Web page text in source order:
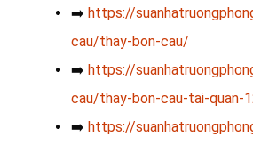
➡️ https://
cau/thay-bon-cau/
➡️ https://
cau/thay-bon-cau-tai-quan-
➡️ https://